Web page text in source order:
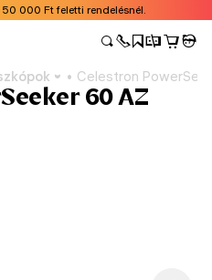
000 Ft feletti rendelésnél.
Celestron
60 AZ